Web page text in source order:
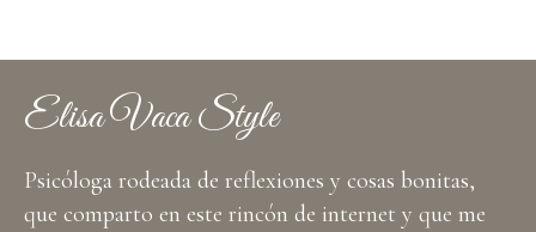
Elisa Vaca Style
Psicóloga rodeada de reflexiones y cosas bonitas,
que comparto en este rincón de internet y que me